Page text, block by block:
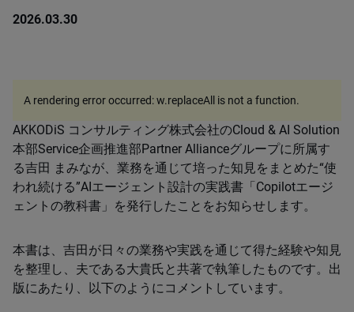
2026.03.30
AKKODiS コンサルティング株式会社のCloud & AI Solution
本部Service企画推進部Partner Allianceグループに所属す
る吉田 まみなが、業務を通じて培った知見をまとめた“使
われ続ける”AIエージェント設計の実践書「Copilotエージ
ェントの教科書」を発行したことをお知らせします。
本書は、吉田が日々の業務や実践を通じて得た経験や知見
を整理し、夫である大貴氏と共著で執筆したものです。出
版にあたり、以下のようにコメントしています。
A rendering error occurred:w.replaceAll is not a function.